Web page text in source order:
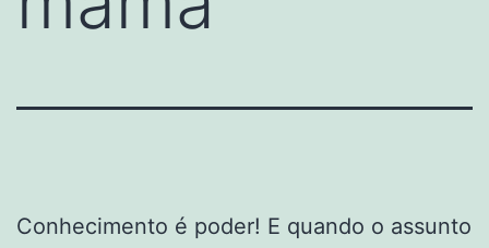
Conhecimento é poder! E quando o assunto